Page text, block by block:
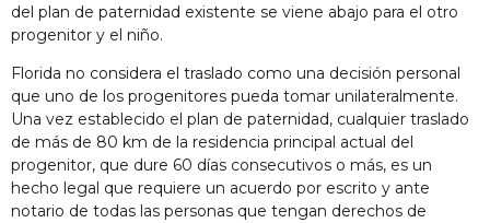
del plan de paternidad existente se viene abajo para el otro
progenitor y el niño.
Florida no considera el traslado como una decisión personal
que uno de los progenitores pueda tomar unilateralmente.
Una vez establecido el plan de paternidad, cualquier traslado
de más de 80 km de la residencia principal actual del
progenitor, que dure 60 días consecutivos o más, es un
hecho legal que requiere un acuerdo por escrito y ante
notario de todas las personas que tengan derechos de